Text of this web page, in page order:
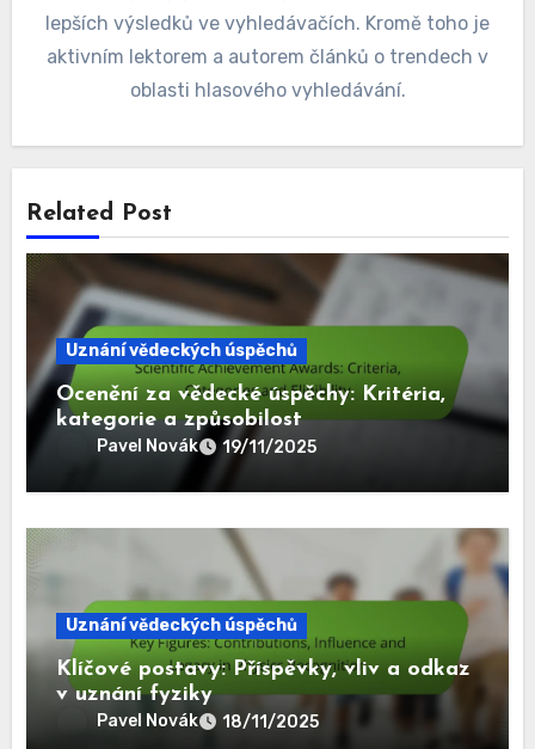
lepších výsledků ve vyhledávačích. Kromě toho je
aktivním lektorem a autorem článků o trendech v
oblasti hlasového vyhledávání.
Related Post
Uznání vědeckých úspěchů
Ocenění za vědecké úspěchy: Kritéria,
kategorie a způsobilost
Pavel Novák 19/11/2025
Uznání vědeckých úspěchů
Klíčové postavy: Příspěvky, vliv a odkaz
v uznání fyziky
Pavel Novák 18/11/2025